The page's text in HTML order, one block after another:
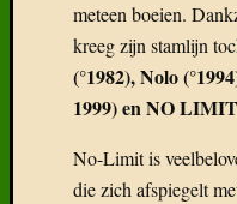
meteen boeien.
kreeg zijn stamlijn
(°1982), Nolo
1999) en NO
No-Limit is
die zich afspiegelt